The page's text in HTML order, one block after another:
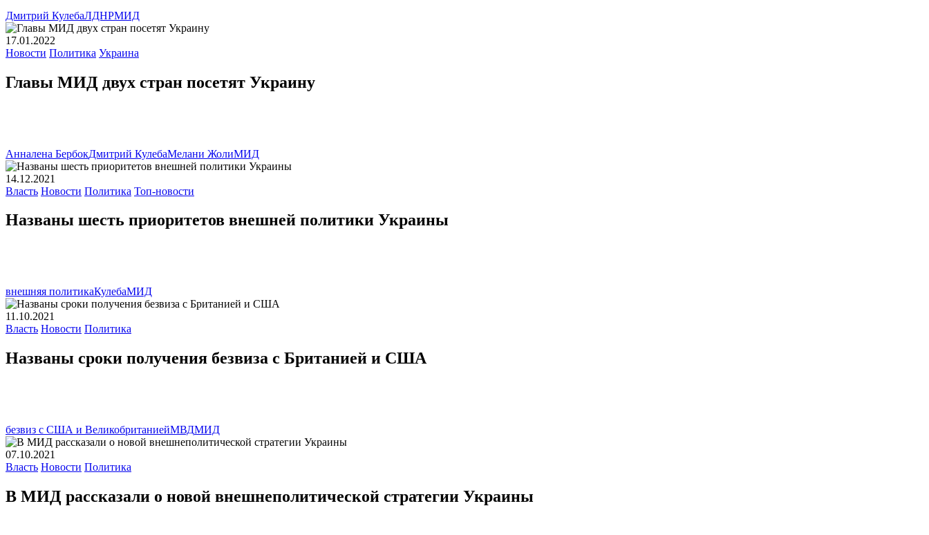
Дмитрий КулебаЛДНРМИД
17.01.2022
Новости Политика Украина
Главы МИД двух стран посетят Украину
Анналена БербокДмитрий КулебаМелани ЖолиМИД
14.12.2021
Власть Новости Политика Топ-новости
Названы шесть приоритетов внешней политики Украины
внешняя политикаКулебаМИД
11.10.2021
Власть Новости Политика
Названы сроки получения безвиза с Британией и США
безвиз с США и ВеликобританиейМВДМИД
07.10.2021
Власть Новости Политика
В МИД рассказали о новой внешнеполитической стратегии Украины